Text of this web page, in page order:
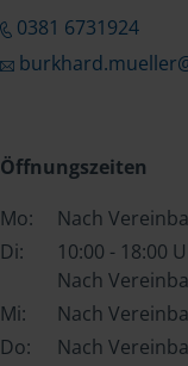
0381 6731924
Öffnungszeiten
Mo:
Nach
Di:
10:00 - 18:00
Nach
Mi:
Nach
Do:
Nach